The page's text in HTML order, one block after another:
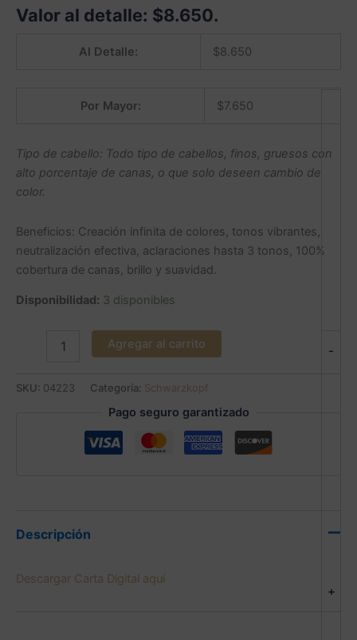
Valor al detalle: $8.650.
Al Detalle: $8.650
Por Mayor: $7.650
Tipo de cabello: Todo tipo de cabellos, finos, gruesos con
alto porcentaje de canas, o que solo deseen cambio de
color.
Beneficios: Creación infinita de colores, tonos vibrantes,
neutralización efectiva, aclaraciones hasta 3 tonos, 100%
cobertura de canas, brillo y suavidad.
Disponibilidad: 3 disponibles
-
+
Agregar al carrito
SKU: 04223 Categoría: Schwarzkopf
Pago seguro garantizado
Descripción
Descargar Carta Digital aquí